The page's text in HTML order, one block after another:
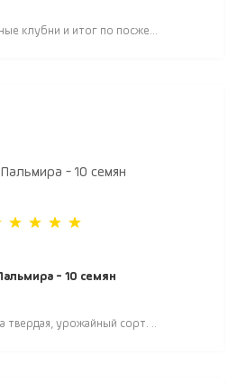
клубни и итог по посже...
- 10 семян
твердая, урожайный сорт. ..